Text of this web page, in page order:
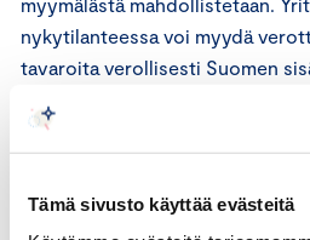
Tämä sivusto käyttää evästeitä
nykytilanteessa voi myydä
tavaroita verollisesti Suomen
saapuville matkailijoille, eikä
perustaminen verollisia
kannattavaa tai välttämättä
Keskuskauppakamari yhtyy